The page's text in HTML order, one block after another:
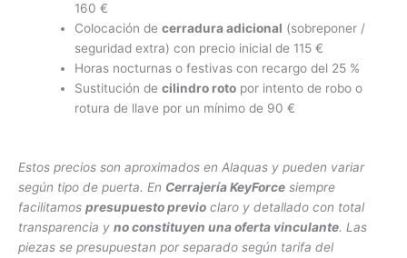
160 €
Colocación de cerradura adicional (sobreponer /
seguridad extra) con precio inicial de 115 €
Horas nocturnas o festivas con recargo del 25 %
Sustitución de cilindro rotopor intento de robo o
rotura de llave por un mínimo de 90 €
Estos precios son aproximados en Alaquas y pueden variar
según tipo de puerta. En Cerrajería KeyForce siempre
facilitamos presupuesto previo claro y detallado con total
transparencia y no constituyen una oferta vinculante. Las
piezas se presupuestan por separado según tarifa del